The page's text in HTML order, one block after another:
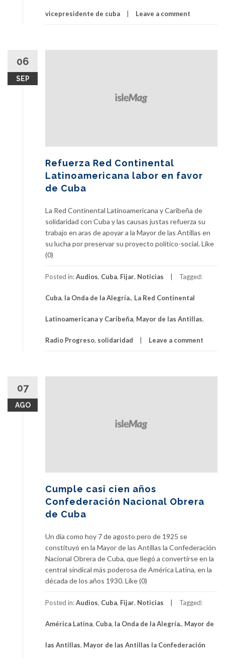
vicepresidente de cuba Leave a comment
06
SEP
Refuerza Red Continental
Latinoamericana labor en favor
de Cuba
La Red Continental Latinoamericana y Caribeña de
solidaridad con Cuba y las causas justas refuerza su
trabajo en aras de apoyar a la Mayor de las Antillas en
su lucha por preservar su proyecto político-social. Like
(0)
Posted in:Audios, Cuba, Fijar, Noticias Tagged:
Cuba, la Onda de la Alegría., La Red Continental
Latinoamericana y Caribeña, Mayor de las Antillas,
Radio Progreso, solidaridad Leave a comment
07
AGO
Cumple casi cien años
Confederación Nacional Obrera
de Cuba
Un día como hoy 7 de agosto pero de 1925 se
constituyó en la Mayor de las Antillas la Confederación
Nacional Obrera de Cuba, que llegó a convertirse en la
central sindical más poderosa de América Latina, en la
década de los años 1930. Like (0)
Posted in:Audios, Cuba, Fijar, Noticias Tagged:
América Latina, Cuba, la Onda de la Alegría., Mayor de
las Antillas, Mayor de las Antillas la Confederación